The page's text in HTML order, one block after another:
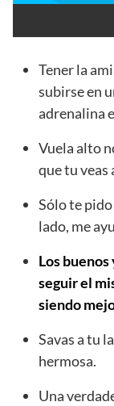
Tener la
subirse en
adrenalina
Vuela alto
que tu veas
Sólo te pido
lado, me
Los
seguir el
siendo
Savas a tu
hermosa.
Una